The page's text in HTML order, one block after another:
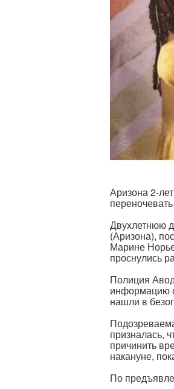
Аризона 2-
переночевать
Двухлетнюю
(Аризона),
Марине
проснулись
Полиция
информацию
нашли в
призналась,
причинить
накануне,
По